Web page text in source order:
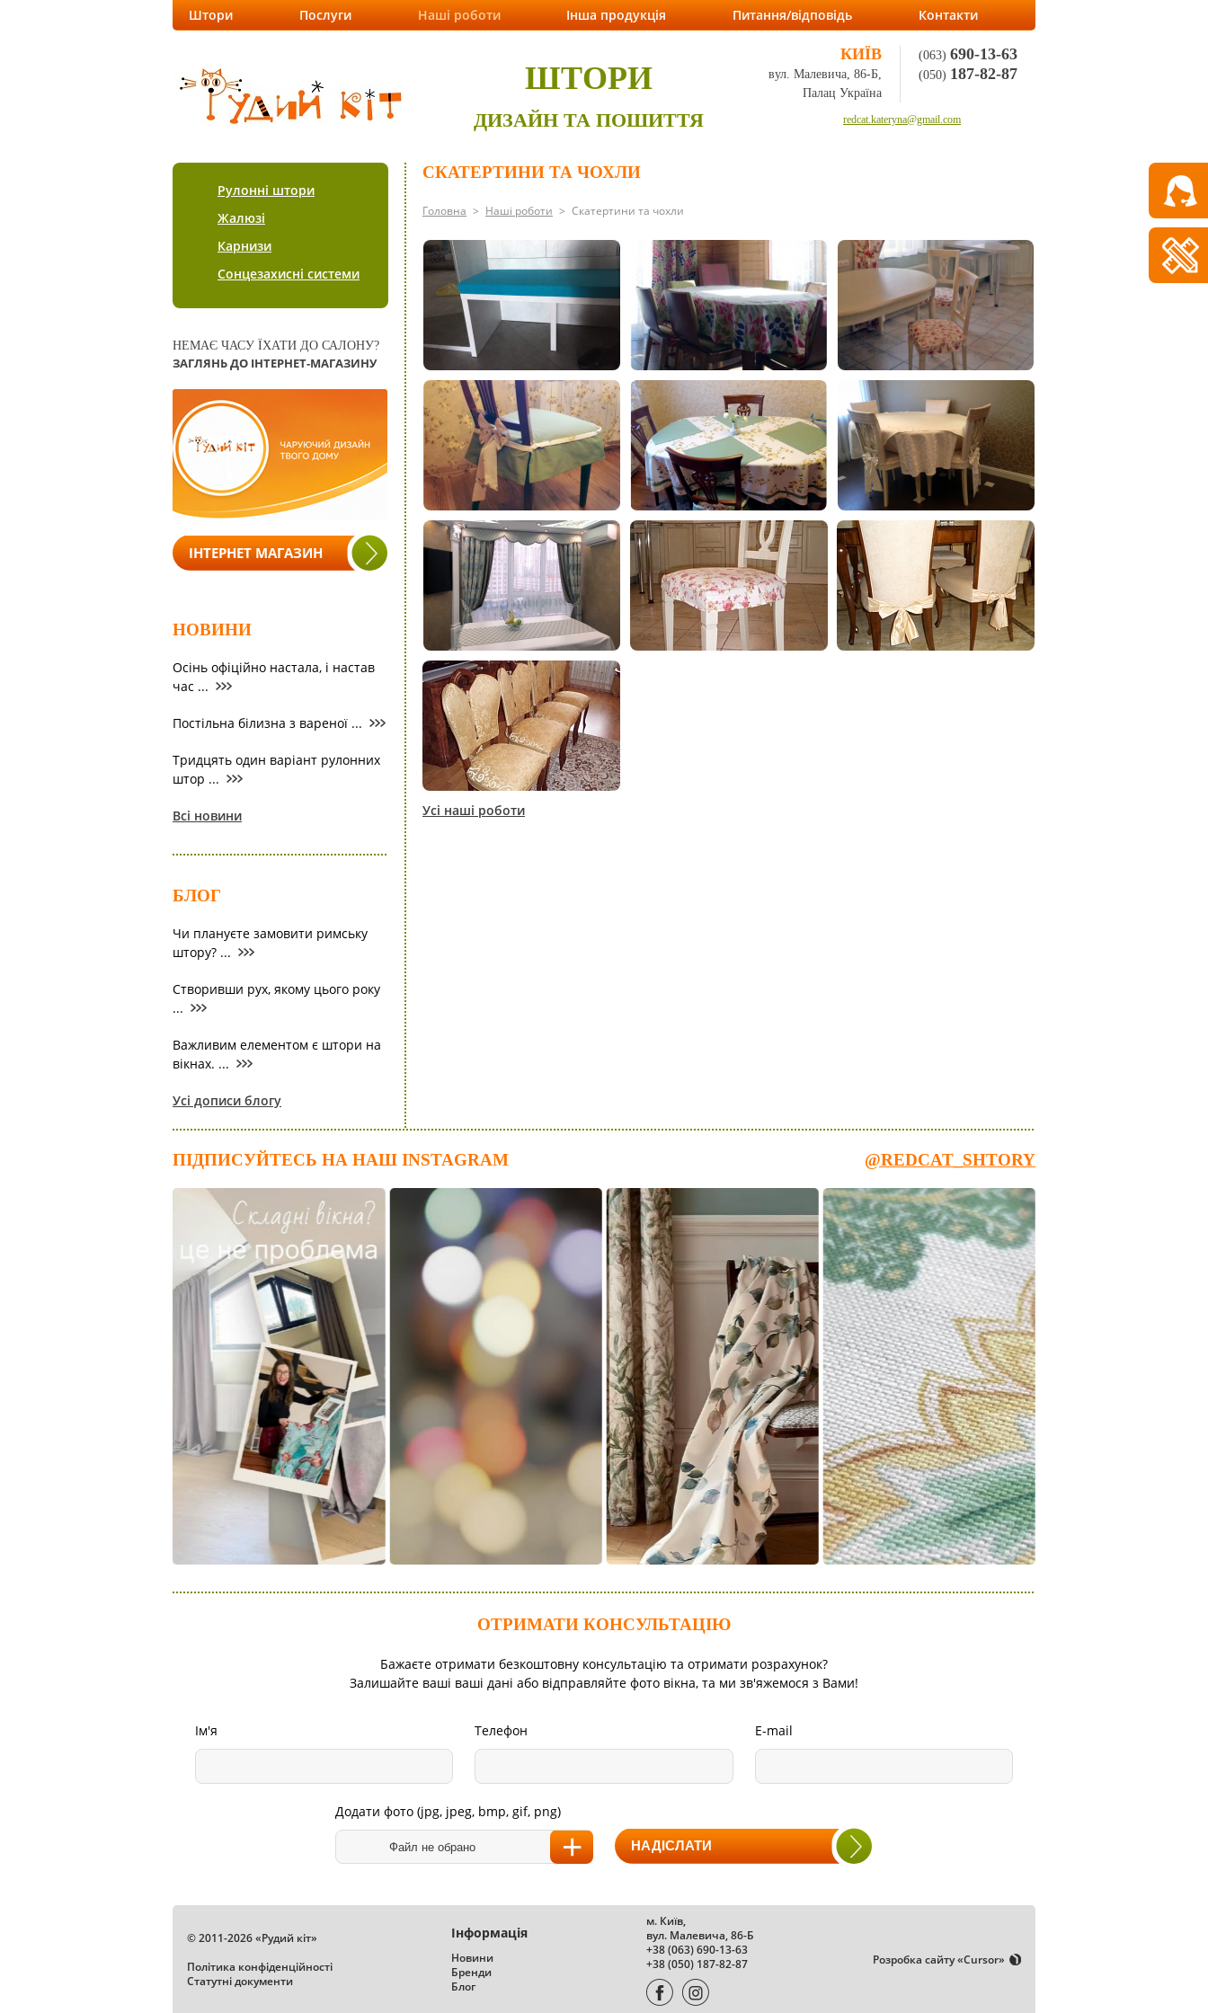
Штори Послуги Наші роботи Інша продукція Питання/відповідь Контакти
ШТОРИ
ДИЗАЙН ТА ПОШИТТЯ
КИЇВ
вул. Малевича, 86-Б,
Палац Україна
(063) 690-13-63
(050) 187-82-87
redcat.kateryna@gmail.com
Рулонні штори
Жалюзі
Карнизи
Сонцезахисні системи
НЕМАЄ ЧАСУ ЇХАТИ ДО САЛОНУ?
ЗАГЛЯНЬ ДО ІНТЕРНЕТ-МАГАЗИНУ
ІНТЕРНЕТ МАГАЗИН
НОВИНИ
Осінь офіційно настала, і настав
час ...
Постільна білизна з вареної ...
Тридцять один варіант рулонних
штор ...
Всі новини
БЛОГ
Чи плануєте замовити римську
штору? ...
Створивши рух, якому цього року
...
Важливим елементом є штори на
вікнах. ...
Усі дописи блогу
СКАТЕРТИНИ ТА ЧОХЛИ
Головна > Наші роботи > Скатертини та чохли
Усі наші роботи
ПІДПИСУЙТЕСЬ НА НАШ INSTAGRAM @REDCAT_SHTORY
ОТРИМАТИ КОНСУЛЬТАЦІЮ
Бажаєте отримати безкоштовну консультацію та отримати розрахунок?
Залишайте ваші ваші дані або відправляйте фото вікна, та ми зв'яжемося з Вами!
Ім'я Телефон E-mail
Додати фото (jpg, jpeg, bmp, gif, png)
Файл не обрано
© 2011-2026 «Рудий кіт»
Політика конфіденційності
Статутні документи
Інформація
Новини
Бренди
Блог
м. Київ,
вул. Малевича, 86-Б
+38 (063) 690-13-63
+38 (050) 187-82-87
Розробка сайту«Cursor»